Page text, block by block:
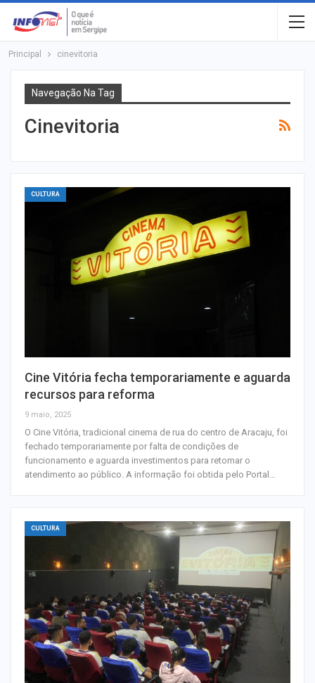
Principal cinevitoria
Navegação Na Tag
Cinevitoria
CULTURA
Cine Vitória fecha temporariamente e aguarda
recursos para reforma
9 maio, 2025
O Cine Vitória, tradicional cinema de rua do centro de Aracaju, foi
fechado temporariamente por falta de condições de
funcionamento e aguarda investimentos para retomar o
atendimento ao público. A informação foi obtida pelo Portal…
CULTURA